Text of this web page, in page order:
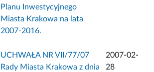
Planu Inwestycyjnego
Miasta Krakowa na lata
2007-2016.
UCHWAŁA NR VII/77/07
Rady Miasta Krakowa z dnia
2007-02-
28